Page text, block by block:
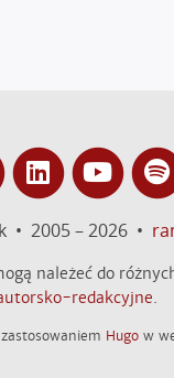
• 2005 – 2026 •
należeć do
redakcyjne
Hugow